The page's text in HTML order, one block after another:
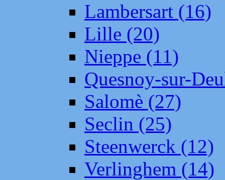
Lambersart (16)
Lille (20)
Nieppe (11)
Quesnoy-sur-
Salomè (27)
Seclin (25)
Steenwerck (12)
Verlinghem (14)